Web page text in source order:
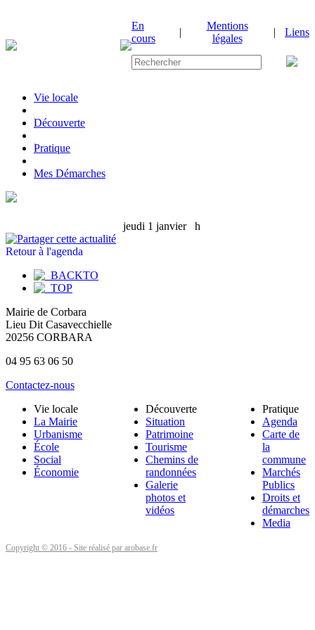
En
cours
|
Mentions
légales
| Liens
Vie locale
|Découverte
|Pratique
|Mes Démarches
jeudi 1 janvierh
Retour à l'agenda
Mairie de Corbara
Lieu Dit Casavecchielle
20256 CORBARA
04 95 63 06 50
Contactez-nous
Vie locale
La Mairie
Urbanisme
École
Social
Économie
Découverte
Situation
Patrimoine
Tourisme
Chemins de
randonnées
Galerie
photos et
vidéos
Pratique
Agenda
Carte de
la
commune
Marchés
Publics
Droits et
démarches
Media
Copyright © 2016 - Site réalisé par arobase.fr